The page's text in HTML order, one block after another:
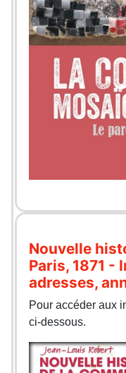
Nouvelle
Paris, 1871 -
adresses,
Pour accéder aux
ci-dessous.